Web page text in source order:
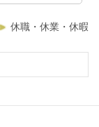
休職・休業・休暇